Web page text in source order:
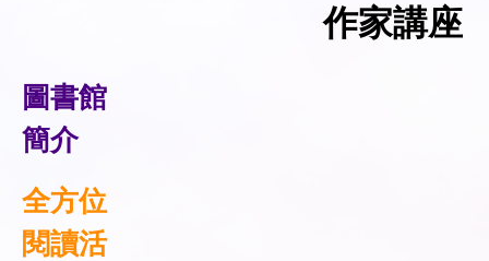
作家講座
圖書館
簡介
全方位
閱讀活